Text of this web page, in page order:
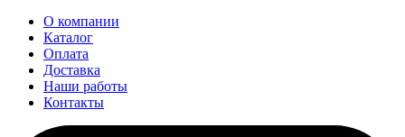
О компании
Каталог
Оплата
Доставка
Наши работы
Контакты